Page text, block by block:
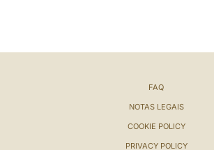
FAQ
NOTAS LEGAIS
COOKIE POLICY
PRIVACY POLICY